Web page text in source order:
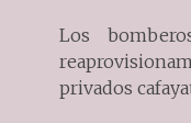
Los
privados